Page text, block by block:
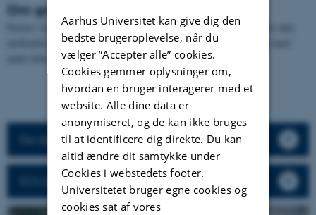
Om grårisklit
Partier i kystklitter eller disses lavninger præget af buske af gråris inkl.
mellemformer til krybende pil. Naturtypen findes ofte tæt blandet med
andre klittyper f.eks. krat af havtorn eller grønsværklit.
De danske beskrivelser af habitattyperne
EU's beskrivelse af naturtyperne
Aarhus Universitet kan give dig den
bedste brugeroplevelse, når du
vælger ”Accepter alle” cookies.
Cookies gemmer oplysninger om,
hvordan en bruger interagerer med et
website. Alle dine data er
anonymiseret, og de kan ikke bruges
til at identificere dig direkte. Du kan
altid ændre dit samtykke under
Cookies i webstedets footer.
Universitetet bruger egne cookies og
cookies sat af vores